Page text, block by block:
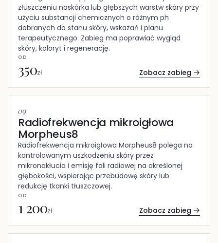
złuszczeniu naskórka lub głębszych warstw skóry przy
użyciu substancji chemicznych o różnym ph
dobranych do stanu skóry, wskazań i planu
terapeutycznego. Zabieg ma poprawiać wygląd
skóry, koloryt i regenerację.
OD
350zł Zobacz zabieg
09
Radiofrekwencja mikroigłowa
Morpheus8
Radiofrekwencja mikroigłowa Morpheus8 polega na
kontrolowanym uszkodzeniu skóry przez
mikronakłucia i emisję fali radiowej na określonej
głębokości, wspierając przebudowę skóry lub
redukcję tkanki tłuszczowej.
OD
1 200zł Zobacz zabieg